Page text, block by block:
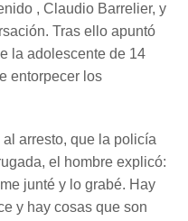
, Claudio Barrelier, y
Tras ello apuntó
la adolescente de 14
entorpecer los
arresto, que la policía
el hombre explicó:
junté y lo grabé. Hay
y hay cosas que son